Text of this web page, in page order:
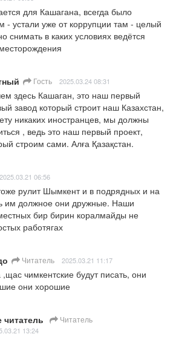
для Кашагана, всегда было
- устали уже от коррупции там - целый
снимать в каких условиях ведётся
Гость 2025.03.24 08:31
здесь Кашаган, это наш первый
завод который строит наш Казахстан,
никаких иностранцев, мы должны
, ведь это наш первый проект,
строим сами. Алға Қазақстан.
2025.03.21 06:56
рулит Шымкент и в подрядных и на
им должное они дружные. Наши
бир бирин коралмайды не
работягах
Читатель 2025.03.21 11:17
чимкентские будут писать, они
они хорошие
читатель Читатель
13:24